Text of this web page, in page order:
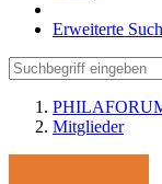
Erweiterte
Mitglieder